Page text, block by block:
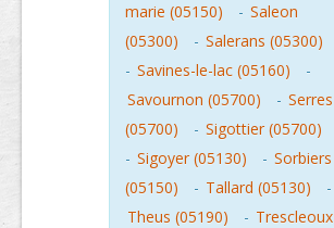
marie (05150)
- Saleon
(05300)
- Salerans (05300)
- Savines-le-lac (05160)
-
Savournon (05700)
- Serres
(05700)
- Sigottier (05700)
- Sigoyer (05130) - Sorbiers
(05150)
- Tallard (05130)
-
Theus (05190)
- Trescleoux